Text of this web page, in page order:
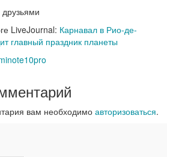
LiveJournal: Карнавал в Рио-де-
главный праздник планеты
вам необходимо авторизоваться.